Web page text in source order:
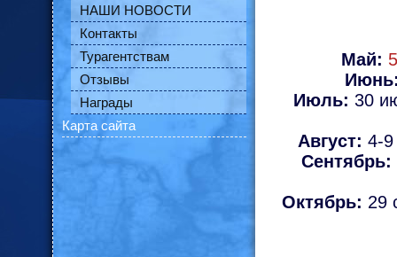
НАШИ НОВОСТИ
Контакты
Турагентствам
Отзывы
Награды
Карта сайта
Май:
Июль: 30
Август: 4-9
Сентябрь:
Октябрь: 29